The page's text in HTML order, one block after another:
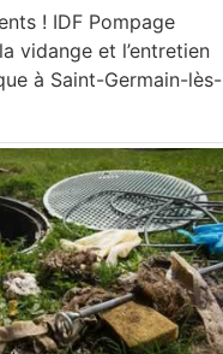
! IDF Pompage
vidange et l’entretien
à Saint-Germain-lès-